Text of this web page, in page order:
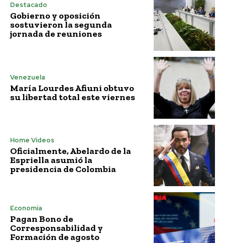
Destacado
Gobierno y oposición
sostuvieron la segunda
jornada de reuniones
Venezuela
María Lourdes Afiuni obtuvo
su libertad total este viernes
Home Vídeos
Oficialmente, Abelardo de la
Espriella asumió la
presidencia de Colombia
Economía
Pagan Bono de
Corresponsabilidad y
Formación de agosto